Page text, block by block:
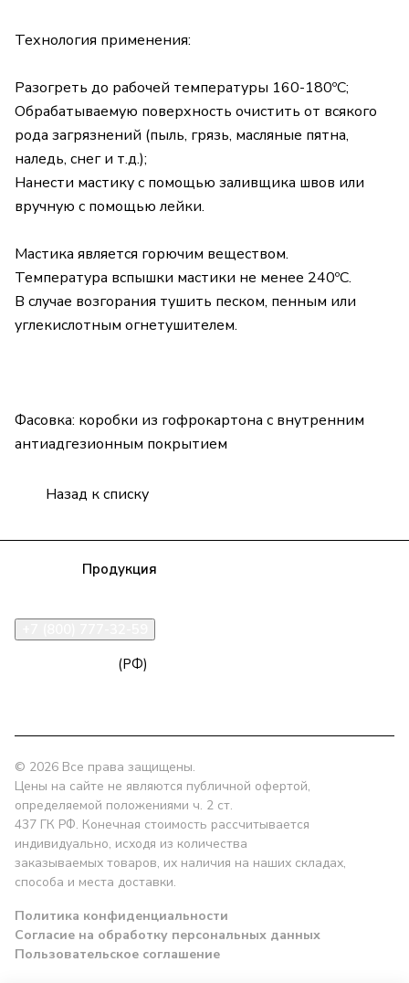
Технология применения:
Разогреть до рабочей температуры 160-180ºС;
Обрабатываемую поверхность очистить от всякого
рода загрязнений (пыль, грязь, масляные пятна,
наледь, снег и т.д.);
Нанести мастику с помощью заливщика швов или
вручную с помощью лейки.
Мастика является горючим веществом.
Температура вспышки мастики не менее 240ºС.
В случае возгорания тушить песком, пенным или
углекислотным огнетушителем.
Фасовка: коробки из гофрокартона с внутренним
антиадгезионным покрытием
Назад к списку
Продукция
(РФ)
© 2026 Все права защищены.
Цены на сайте не являются публичной офертой,
определяемой положениями ч. 2 ст.
437 ГК РФ. Конечная стоимость рассчитывается
индивидуально, исходя из количества
заказываемых товаров, их наличия на наших складах,
способа и места доставки.
Политика конфиденциальности
Согласие на обработку персональных данных
Пользовательское соглашение